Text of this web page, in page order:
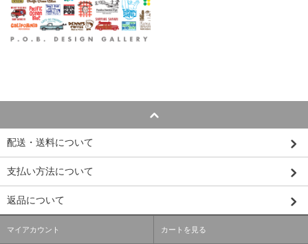
配送・送料について
支払い方法について
返品について
マイアカウント カートを見る